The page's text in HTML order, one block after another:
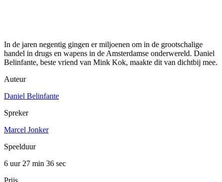
In de jaren negentig gingen er miljoenen om in de grootschalige
handel in drugs en wapens in de Amsterdamse onderwereld. Daniel
Belinfante, beste vriend van Mink Kok, maakte dit van dichtbij mee.
Auteur
Daniel Belinfante
Spreker
Marcel Jonker
Speelduur
6 uur 27 min 36 sec
Prijs